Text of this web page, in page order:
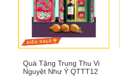
Quà Tặng Trung Thu Vi
Nguyệt Như Ý QTTT12